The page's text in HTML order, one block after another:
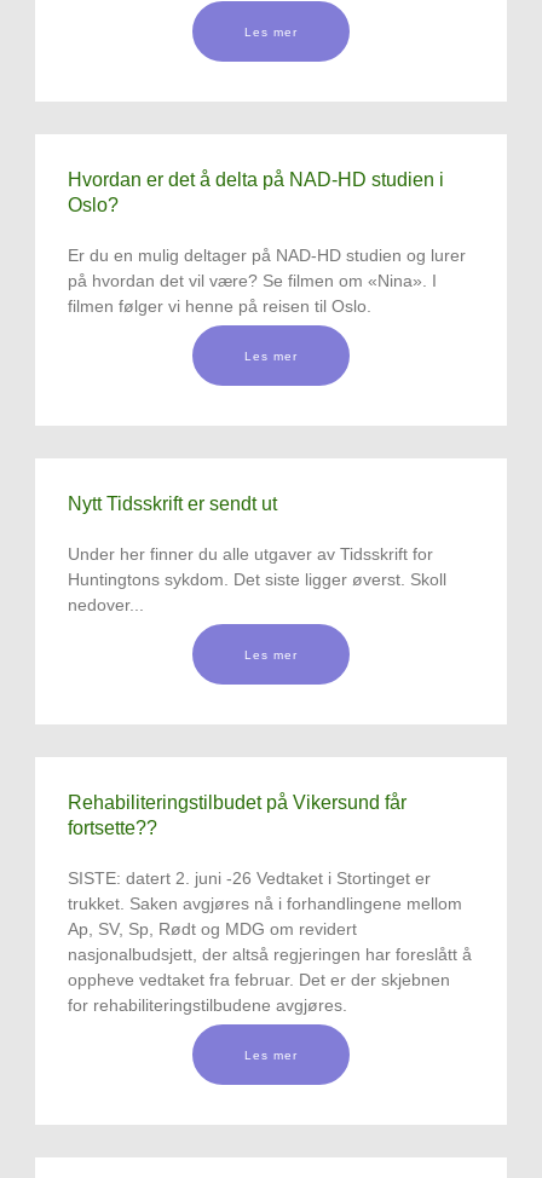
Les mer
Hvordan er det å delta på NAD-HD studien i
Oslo?
Er du en mulig deltager på NAD-HD studien og lurer
på hvordan det vil være? Se filmen om «Nina». I
filmen følger vi henne på reisen til Oslo.
Les mer
Nytt Tidsskrift er sendt ut
Under her finner du alle utgaver av Tidsskrift for
Huntingtons sykdom. Det siste ligger øverst. Skoll
nedover...
Les mer
Rehabiliteringstilbudet på Vikersund får
fortsette??
SISTE: datert 2. juni -26 Vedtaket i Stortinget er
trukket. Saken avgjøres nå i forhandlingene mellom
Ap, SV, Sp, Rødt og MDG om revidert
nasjonalbudsjett, der altså regjeringen har foreslått å
oppheve vedtaket fra februar. Det er der skjebnen
for rehabiliteringstilbudene avgjøres.
Les mer